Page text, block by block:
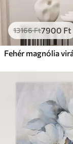
13166Ft7900 Ft